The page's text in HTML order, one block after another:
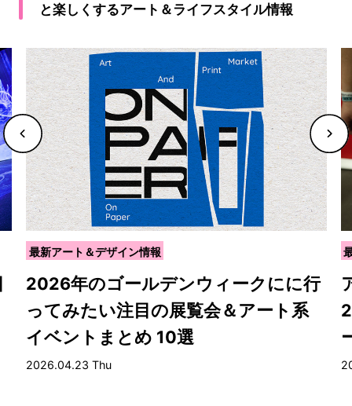
と楽しくするアート＆ライフスタイル情報
最新アート＆デザイン情報
2026年のゴールデンウィークにに行
ってみたい注目の展覧会＆アート系
イベントまとめ 10選
2026.04.23 Thu